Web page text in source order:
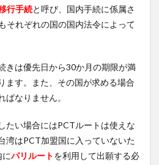
行手続と呼び、国内手続に係属さ
それぞれの国の国内法令によって
きは優先日から30か月の期限が満
ます。また、その国が求める場合
ばなりません。
たい場合にはPCTルートは使えな
湾はPCT加盟国に入っていないた
パリルートを利用して出願する必